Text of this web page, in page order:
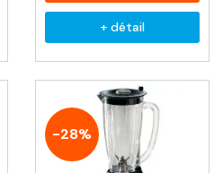
+ détail
-28%